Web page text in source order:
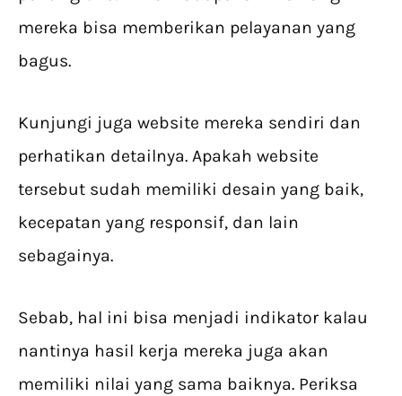
mereka bisa memberikan pelayanan yang
bagus.
Kunjungi juga website mereka sendiri dan
perhatikan detailnya. Apakah website
tersebut sudah memiliki desain yang baik,
kecepatan yang responsif, dan lain
sebagainya.
Sebab, hal ini bisa menjadi indikator kalau
nantinya hasil kerja mereka juga akan
memiliki nilai yang sama baiknya. Periksa